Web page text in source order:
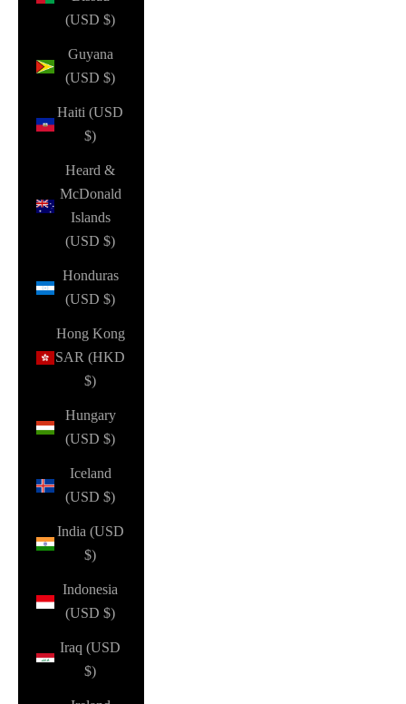
(USD $)
Guyana
(USD $)
Haiti (USD
$)
Heard &
McDonald
Islands
(USD $)
Honduras
(USD $)
Hong Kong
SAR (HKD
$)
Hungary
(USD $)
Iceland
(USD $)
India (USD
$)
Indonesia
(USD $)
Iraq (USD
$)